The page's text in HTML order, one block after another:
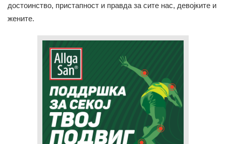
достоинство, пристапност и правда за сите нас, девојките и
жените.